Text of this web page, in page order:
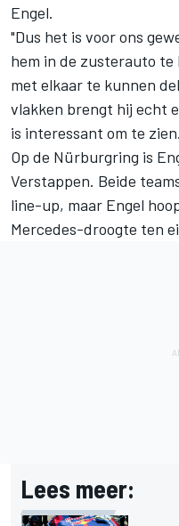
Engel.
"Dus het is voor ons
hem in de zusterauto te
met elkaar te kunnen
vlakken brengt hij echt
is interessant om te
Op de Nürburgring is
Verstappen. Beide
line-up, maar Engel
Mercedes-droogte ten
Lees meer: